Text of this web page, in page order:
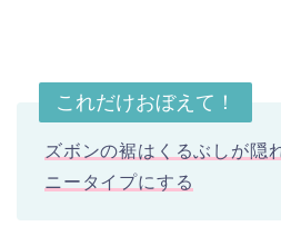
これだけおぼえて！
ズボンの裾はくるぶしが隠
ニータイプにする